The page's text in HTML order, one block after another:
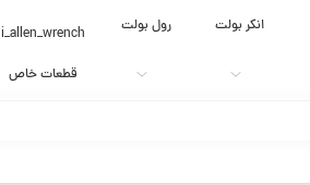
انکر بولت رول بولت i_allen_wrench
قطعات خاص